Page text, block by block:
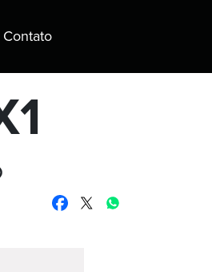
Contato